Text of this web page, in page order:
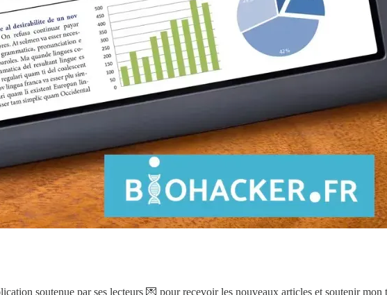
soutenue par ses lecteurs 💌 pour recevoir les nouveaux articles et soutenir mon